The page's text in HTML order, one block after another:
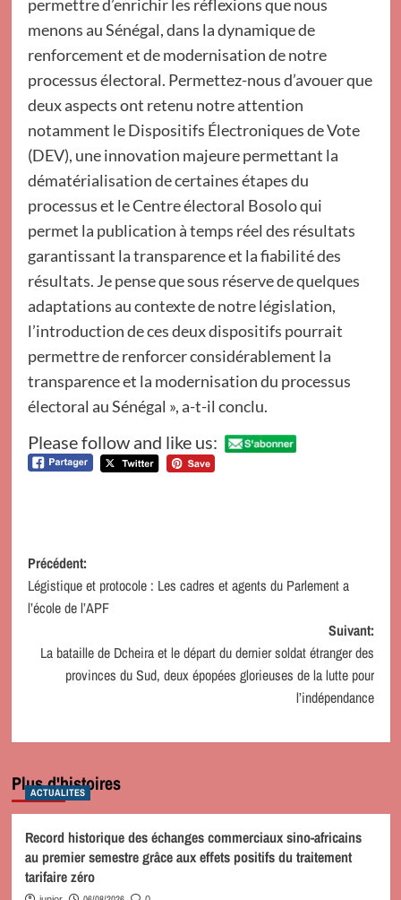
permettre d’enrichir les réflexions que nous
menons au Sénégal, dans la dynamique de
renforcement et de modernisation de notre
processus électoral. Permettez-nous d’avouer que
deux aspects ont retenu notre attention
notamment le Dispositifs Électroniques de Vote
(DEV), une innovation majeure permettant la
dématérialisation de certaines étapes du
processus et le Centre électoral Bosolo qui
permet la publication à temps réel des résultats
garantissant la transparence et la fiabilité des
résultats. Je pense que sous réserve de quelques
adaptations au contexte de notre législation,
l’introduction de ces deux dispositifs pourrait
permettre de renforcer considérablement la
transparence et la modernisation du processus
électoral au Sénégal », a-t-il conclu.
Please follow and like us:
Navigation
d’article
Précédent:
Légistique et protocole : Les cadres et agents du Parlement a
l’école de l’APF
Suivant:
La bataille de Dcheira et le départ du dernier soldat étranger des
provinces du Sud, deux épopées glorieuses de la lutte pour
l’indépendance
Plus d'histoires
ACTUALITES
Record historique des échanges commerciaux sino-africains
au premier semestre grâce aux effets positifs du traitement
tarifaire zéro